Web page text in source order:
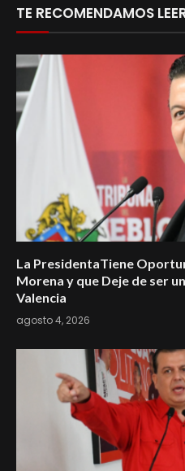
TE RECOMENDAMOS
La PresidentaTiene
Morena y que Deje de ser
Valencia
agosto 4, 2026